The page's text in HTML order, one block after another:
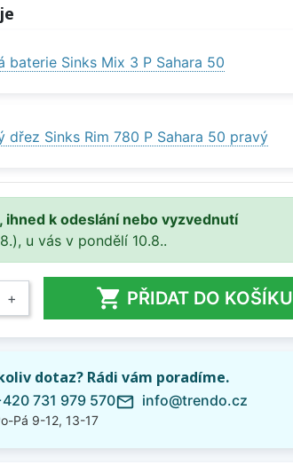
baterie Sinks Mix 3 P Sahara 50
dřez Sinks Rim 780 P Sahara 50 pravý
ihned k odeslání nebo vyzvednutí
u vás v pondělí 10.8..
+  PŘIDAT DO KOŠÍKU
dotaz? Rádi vám poradíme.
731 979 570
Pá 9-12, 13-17
mail_outline info@trendo.cz